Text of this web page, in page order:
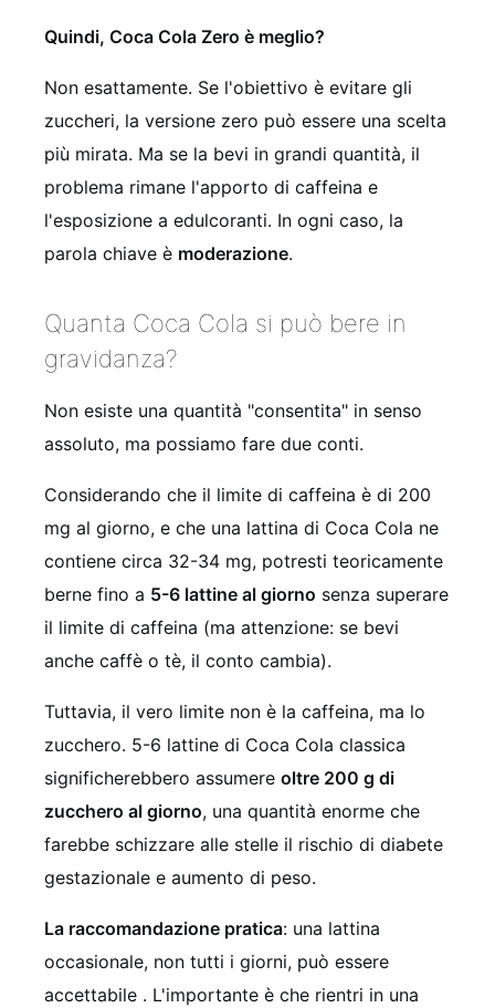
Quindi, Coca Cola Zero è meglio?
Non esattamente. Se l'obiettivo è evitare gli
zuccheri, la versione zero può essere una scelta
più mirata. Ma se la bevi in grandi quantità, il
problema rimane l'apporto di caffeina e
l'esposizione a edulcoranti. In ogni caso, la
parola chiave è moderazione.
Quanta Coca Cola si può bere in
gravidanza?
Non esiste una quantità "consentita" in senso
assoluto, ma possiamo fare due conti.
Considerando che il limite di caffeina è di 200
mg al giorno, e che una lattina di Coca Cola ne
contiene circa 32-34 mg, potresti teoricamente
berne fino a 5-6 lattine al giorno senza superare
il limite di caffeina (ma attenzione: se bevi
anche caffè o tè, il conto cambia).
Tuttavia, il vero limite non è la caffeina, ma lo
zucchero. 5-6 lattine di Coca Cola classica
significherebbero assumere oltre 200 g di
zucchero al giorno, una quantità enorme che
farebbe schizzare alle stelle il rischio di diabete
gestazionale e aumento di peso.
La raccomandazione pratica: una lattina
occasionale, non tutti i giorni, può essere
accettabile . L'importante è che rientri in una